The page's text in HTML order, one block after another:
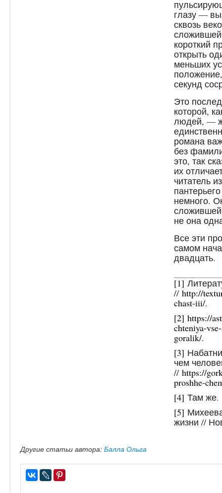
глазу —
сквозь
короткий
открыть
меньших
секунд
Это
которой,
людей, —
романа
без
это, так
их
читатель
немного.
не она
Все эти
самом
двадцать.
[1]
// http://
chast-iii/.
[2] https://
chteniya-
goralik/.
[3]
чем
// https://
proshhe-
[4] Там же.
[5]
жизни //
Другие статьи автора: Балла Ольга